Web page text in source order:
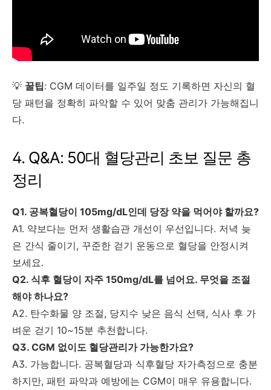
💡 꿀팁: CGM 데이터를 일주일 정도 기록하면 자신의 혈
당 패턴을 정확히 파악할 수 있어 맞춤 관리가 가능해집니
다.
4. Q&A: 50대 혈당관리 초보 질문 총
정리
Q1. 공복혈당이 105mg/dL인데 당장 약을 먹어야 할까요?
A1. 약보다는 먼저 생활습관 개선이 우선입니다. 저녁 늦
은 간식 줄이기, 꾸준한 걷기 운동으로 혈당을 안정시켜
보세요.
Q2. 식후 혈당이 자주 150mg/dL를 넘어요. 무엇을 조절
해야 하나요?
A2. 탄수화물 양 조절, 당지수 낮은 음식 선택, 식사 후 가
벼운 걷기 10~15분 추천합니다.
Q3. CGM 없이도 혈당관리가 가능한가요?
A3. 가능합니다. 공복혈당과 식후혈당 자가측정으로 충분
하지만, 패턴 파악과 예방에는 CGM이 매우 유용합니다.